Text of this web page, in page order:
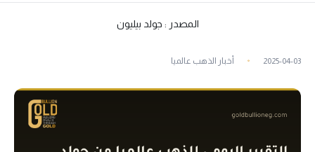
المصدر : جولد بيليون
2025-04-03 أخبار الذهب عالميا